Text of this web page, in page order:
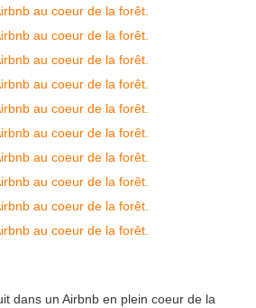
dans un Airbnb en plein coeur de la